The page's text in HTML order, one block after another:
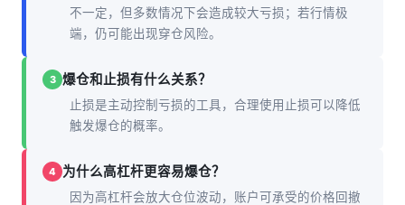
不一定，但多数情况下会造成较大亏损；若行情极
端，仍可能出现穿仓风险。
3 爆仓和止损有什么关系？
止损是主动控制亏损的工具，合理使用止损可以降低
触发爆仓的概率。
4 为什么高杠杆更容易爆仓？
因为高杠杆会放大仓位波动，账户可承受的价格回撤